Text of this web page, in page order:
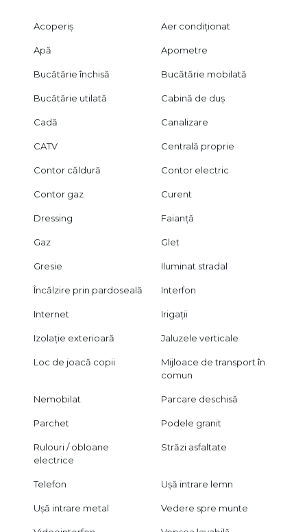
Acoperiș Aer condiționat
Apă Apometre
Bucătărie închisă Bucătărie mobilată
Bucătărie utilată Cabină de duș
Cadă Canalizare
CATV Centrală proprie
Contor căldură Contor electric
Contor gaz Curent
Dressing Faianță
Gaz Glet
Gresie Iluminat stradal
Încălzire prin pardoseală Interfon
Internet Irigații
Izolație exterioară Jaluzele verticale
Loc de joacă copii
Mijloace de transport în
comun
Nemobilat Parcare deschisă
Parchet Podele granit
Rulouri / obloane
electrice
Străzi asfaltate
Telefon Ușă intrare lemn
Ușă intrare metal Vedere spre munte